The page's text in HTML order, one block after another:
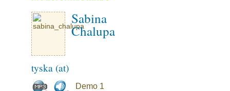
Sabina
Chalupa
tyska (at)
Demo 1